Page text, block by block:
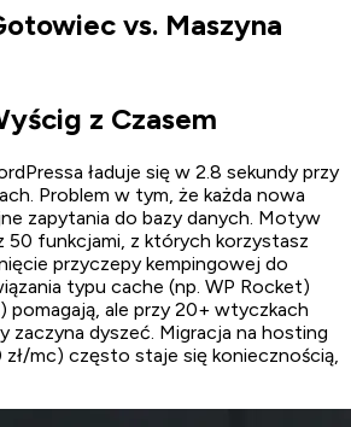
vs. Maszyna
z Czasem
ładuje się w 2.8 sekundy przy
Problem w tym, że każda nowa
zapytania do bazy danych. Motyw
50 funkcjami, z których korzystasz
przyczepy kempingowej do
typu cache (np. WP Rocket)
pomagają, ale przy 20+ wtyczkach
zaczyna dyszeć. Migracja na hosting
mc) często staje się koniecznością,